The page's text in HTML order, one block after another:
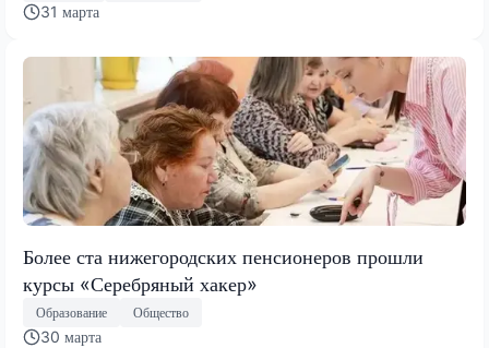
31 марта
Более ста нижегородских пенсионеров прошли
курсы «Серебряный хакер»
Образование Общество
30 марта